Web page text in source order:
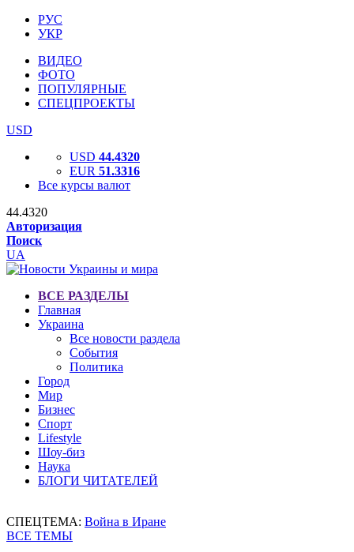
РУС
УКР
ВИДЕО
ФОТО
ПОПУЛЯРНЫЕ
СПЕЦПРОЕКТЫ
USD
USD 44.4320
EUR 51.3316
Все курсы валют
44.4320
Авторизация
Поиск
UA
ВСЕ РАЗДЕЛЫ
Главная
Украина
Все новости раздела
События
Политика
Город
Мир
Бизнес
Спорт
Lifestyle
Шоу-биз
Наука
БЛОГИ ЧИТАТЕЛЕЙ
СПЕЦТЕМА: Война в Иране
ВСЕ ТЕМЫ